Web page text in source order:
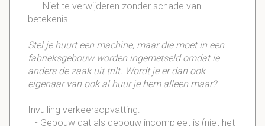
- Niet te verwijderen zonder schade van
betekenis
Stel je huurt een machine, maar die moet in een
fabrieksgebouw worden ingemetseld omdat ie
anders de zaak uit trilt. Wordt je er dan ook
eigenaar van ook al huur je hem alleen maar?
Invulling verkeersopvatting:
- Gebouw dat als gebouw incompleet is (niet het